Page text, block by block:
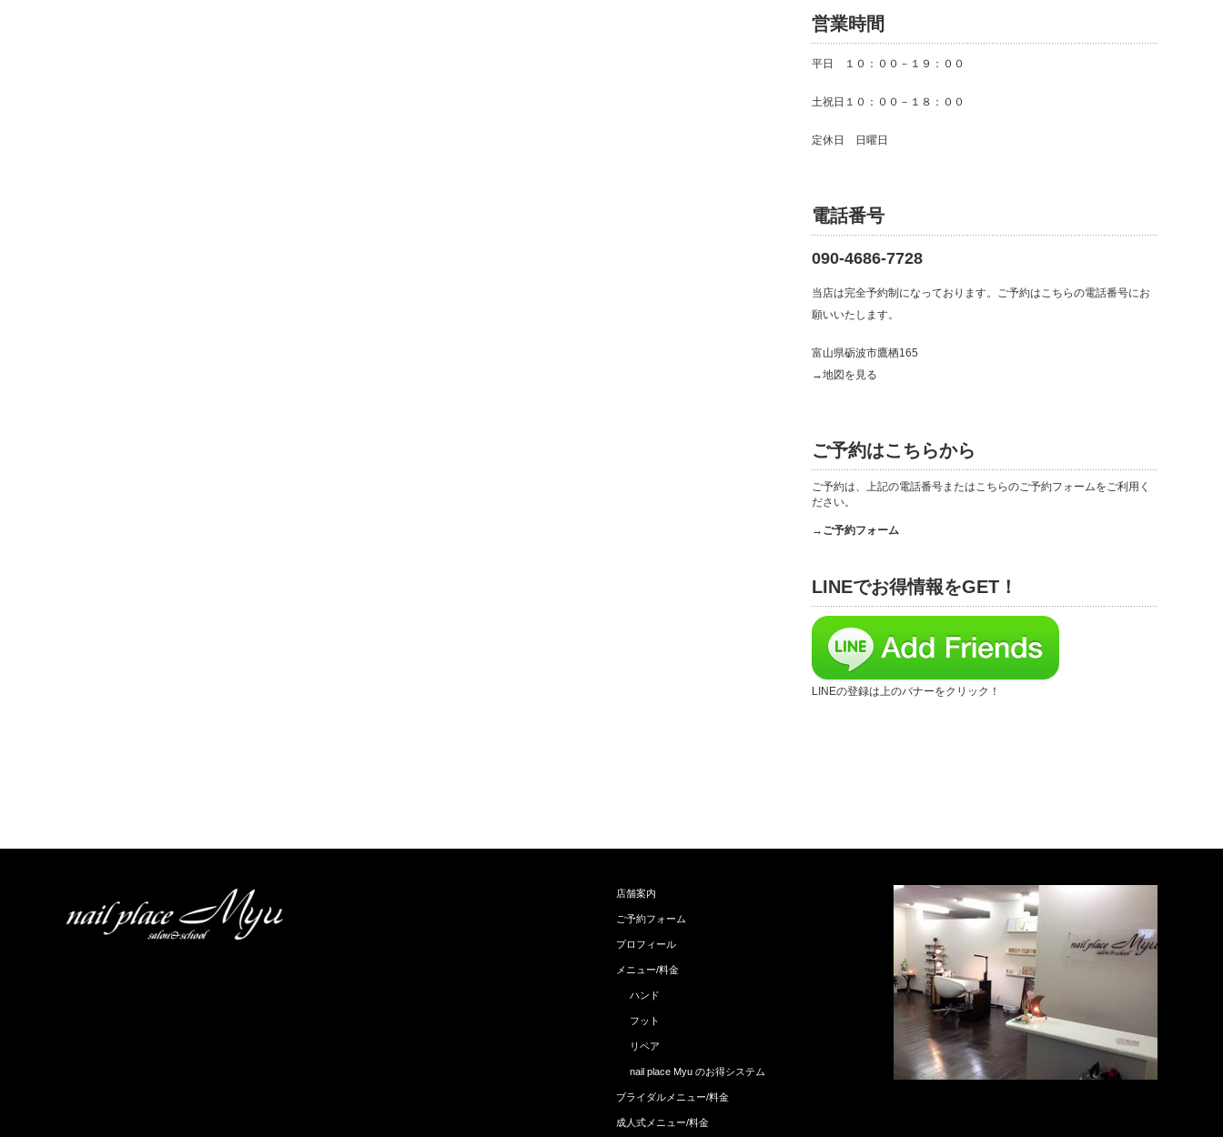
営業時間
平日 １０：００－１９：００
土祝日１０：００－１８：００
定休日 日曜日
電話番号
090-4686-7728
当店は完全予約制になっております。ご予約はこちらの電話番号にお
願いいたします。
富山県砺波市鷹栖165
→地図を見る
ご予約はこちらから
ご予約は、上記の電話番号またはこちらのご予約フォームをご利用く
ださい。
→ご予約フォーム
LINEでお得情報をGET！
LINEの登録は上のバナーをクリック！
店舗案内
ご予約フォーム
プロフィール
メニュー/料金
ハンド
フット
リペア
nail place Myu のお得システム
ブライダルメニュー/料金
成人式メニュー/料金